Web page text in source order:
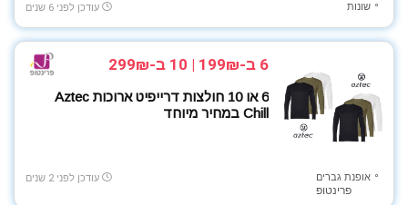
שונות עודכן לפני 6 שנים
6 ב-199₪ | 10 ב-299₪
6 או 10 חולצות דרייפיט ארוכות Aztec
Chill במחיר מיוחד
אופנת גברים
פרינטופ
עודכן לפני 2 שנים